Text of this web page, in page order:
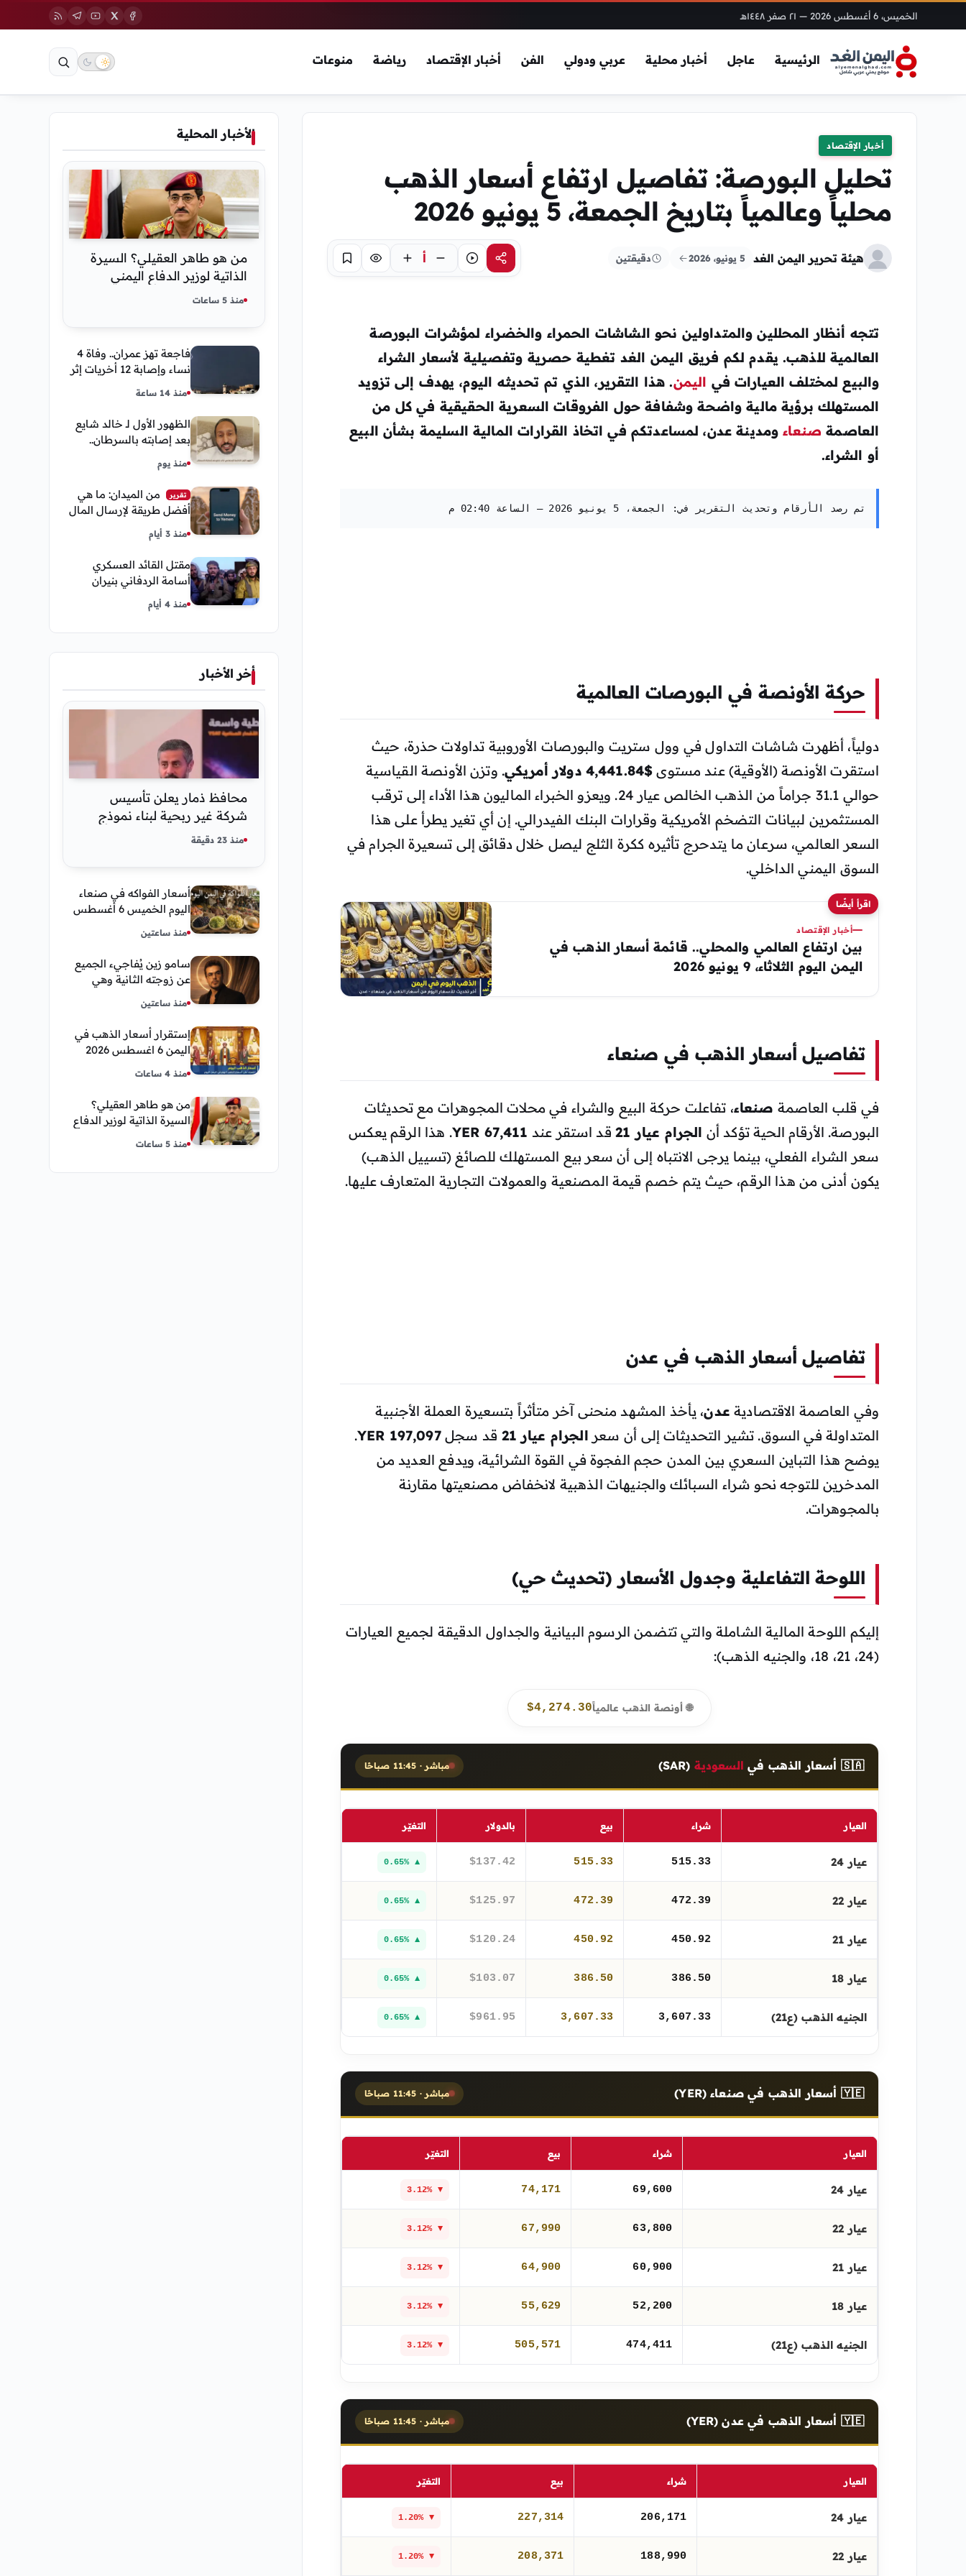
الخميس، 6 أغسطس 2026 — ٢١ صفر ١٤٤٨هـ
الرئيسية عاجل أخبار محلية عربي ودولي الفن أخبار الإقتصاد رياضة منوعات
أخبار الإقتصاد
تحليل البورصة: تفاصيل ارتفاع أسعار الذهب
محلياً وعالمياً بتاريخ الجمعة، 5 يونيو 2026
هيئة تحرير اليمن الغد 5 يونيو، 2026 دقيقتين مشاركةاستماع أ تركيز حفظ
تتجه أنظار المحللين والمتداولين نحو الشاشات الحمراء والخضراء لمؤشرات البورصة
العالمية للذهب. يقدم لكم فريق اليمن الغد تغطية حصرية وتفصيلية لأسعار الشراء
والبيع لمختلف العيارات في اليمن. هذا التقرير، الذي تم تحديثه اليوم، يهدف إلى تزويد
المستهلك برؤية مالية واضحة وشفافة حول الفروقات السعرية الحقيقية في كل من
العاصمة صنعاءومدينة عدن، لمساعدتكم في اتخاذ القرارات المالية السليمة بشأن البيع
أو الشراء.
تم رصد الأرقام وتحديث التقرير في: الجمعة، 5 يونيو 2026 – الساعة 02:40 م
حركة الأونصة في البورصات العالمية
دولياً، أظهرت شاشات التداول في وول ستريت والبورصات الأوروبية تداولات حذرة، حيث
استقرت الأونصة (الأوقية) عند مستوى$4,441.84 دولار أمريكي
. وتزن الأونصة القياسية
حوالي 31.1 جراماً من الذهب الخالص عيار 24. ويعزو الخبراء الماليون هذا الأداء إلى ترقب
المستثمرين لبيانات التضخم الأمريكية وقرارات البنك الفيدرالي. إن أي تغير يطرأ على هذا
السعر العالمي، سرعان ما يتدحرج تأثيره ككرة الثلج ليصل خلال دقائق إلى تسعيرة الجرام في
السوق اليمني الداخلي.
اقرأ أيضًا
أخبار الإقتصاد
بين ارتفاع العالمي والمحلي.. قائمة أسعار الذهب في
اليمن اليوم الثلاثاء، 9 يونيو 2026
تفاصيل أسعار الذهب في صنعاء
في قلب العاصمة صنعاء، تفاعلت حركة البيع والشراء في محلات المجوهرات مع تحديثات
البورصة. الأرقام الحية تؤكد أن الجرام عيار 21 قد استقر عند 67,411 YER
. هذا الرقم يعكس
سعر الشراء الفعلي، بينما يرجى الانتباه إلى أن سعر بيع المستهلك للصائغ (تسييل الذهب)
يكون أدنى من هذا الرقم، حيث يتم خصم قيمة المصنعية والعمولات التجارية المتعارف عليها.
تفاصيل أسعار الذهب في عدن
وفي العاصمة الاقتصادية عدن، يأخذ المشهد منحنى آخر متأثراً بتسعيرة العملة الأجنبية
المتداولة في السوق. تشير التحديثات إلى أن سعر الجرام عيار 21 قد سجل197,097 YER
.
يوضح هذا التباين السعري بين المدن حجم الفجوة في القوة الشرائية، ويدفع العديد من
المدخرين للتوجه نحو شراء السبائك والجنيهات الذهبية لانخفاض مصنعيتها مقارنة
بالمجوهرات.
اللوحة التفاعلية وجدول الأسعار (تحديث حي)
إليكم اللوحة المالية الشاملة والتي تتضمن الرسوم البيانية والجداول الدقيقة لجميع العيارات
(24، 21، 18، والجنيه الذهب):
🌐 أونصة الذهب عالمياً$4,274.30
🇸🇦 أسعار الذهب في السعودية (SAR) مباشر · 11:45 صباحًا
العيار شراء بيع بالدولار التغيّر
عيار 24 515.33
515.33
$137.42
▲ 0.65%
عيار 22 472.39
472.39
$125.97
▲ 0.65%
عيار 21 450.92
450.92
$120.24
▲ 0.65%
عيار 18 386.50
386.50
$103.07
▲ 0.65%
الجنيه الذهب (ع21) 3,607.33
3,607.33
$961.95
▲ 0.65%
🇾🇪 أسعار الذهب في صنعاء (YER) مباشر · 11:45 صباحًا
العيار شراء بيع التغيّر
عيار 24 69,600
74,171
▼ 3.12%
عيار 22 63,800
67,990
▼ 3.12%
عيار 21 60,900
64,900
▼ 3.12%
عيار 18 52,200
55,629
▼ 3.12%
الجنيه الذهب (ع21) 474,411
505,571
▼ 3.12%
🇾🇪 أسعار الذهب في عدن (YER) مباشر · 11:45 صباحًا
العيار شراء بيع التغيّر
عيار 24 206,171
227,314
▼ 1.20%
عيار 22 188,990
208,371
▼ 1.20%
الأخبار المحلية
من هو طاهر العقيلي؟ السيرة
الذاتية لوزير الدفاع اليمني
الجديد وأبرز مناصبه
منذ 5 ساعات
فاجعة تهز عمران.. وفاة 4
نساء وإصابة 12 أخريات إثر
اجتماعية
منذ 14 ساعة
الظهور الأول لـ خالد شايع
بعد إصابته بالسرطان..
رحلة العلاج
منذ يوم
تقرير
من الميدان: ما هي
أفضل طريقة لإرسال المال
إلى اليمن من السعودية
وأمريكا
منذ 3 أيام
مقتل القائد العسكري
أسامة الردفاني بنيران
مسلحين مجهولين في
مديرية العبر
منذ 4 أيام
أخر الأخبار
محافظ ذمار يعلن تأسيس
شركة غير ربحية لبناء نموذج
ذكاء اصطناعي يمني
منذ 23 دقيقة
أسعار الفواكه في صنعاء
اليوم الخميس 6 أغسطس
والرمان في الأسواق
منذ ساعتين
سامو زين يُفاجيء الجميع
عن زوجته الثانية وهي
منذ ساعتين
إستقرار أسعار الذهب في
اليمن 6 اغسطس 2026
منذ 4 ساعات
من هو طاهر العقيلي؟
السيرة الذاتية لوزير الدفاع
مناصبه
منذ 5 ساعات